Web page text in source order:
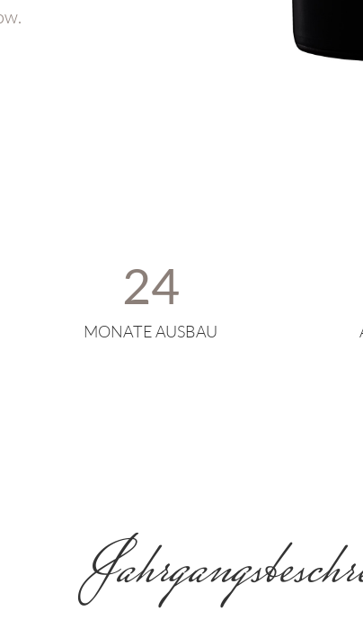
24
MONATE AUSBAU